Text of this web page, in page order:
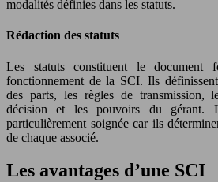
modalités définies dans les statuts.
Rédaction des statuts
Les statuts constituent le document
fonctionnement de la SCI. Ils
des parts, les règles de transmission,
décision et les pouvoirs du gérant.
particulièrement soignée car ils
de chaque associé.
Les avantages d’une SCI